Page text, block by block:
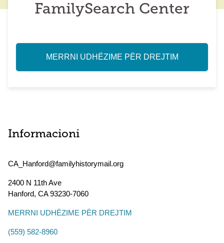
FamilySearch Center
MERRNI UDHËZIME PËR DREJTIM
Informacioni
CA_Hanford@familyhistorymail.org
2400 N 11th Ave
Hanford, CA93230-7060
MERRNI UDHËZIME PËR DREJTIM
(559) 582-8960